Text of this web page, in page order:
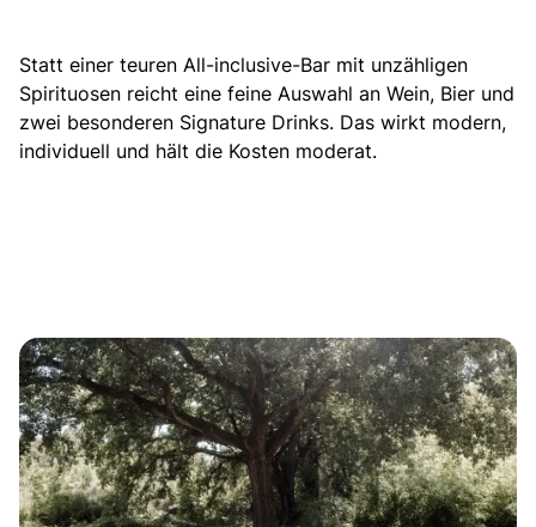
Statt einer teuren All-inclusive-Bar mit unzähligen
Spirituosen reicht eine feine Auswahl an Wein, Bier und
zwei besonderen Signature Drinks. Das wirkt modern,
individuell und hält die Kosten moderat.